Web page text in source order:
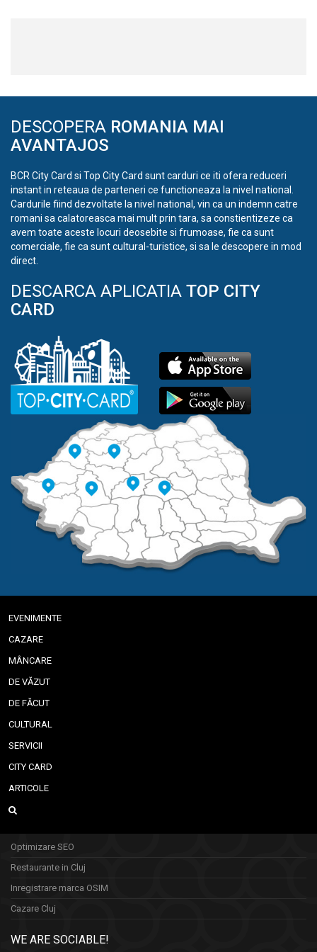
DESCOPERA ROMANIA MAI
AVANTAJOS
BCR City Card si Top City Card sunt carduri ce iti ofera reduceri
instant in reteaua de parteneri ce functioneaza la nivel national.
Cardurile fiind dezvoltate la nivel national, vin ca un indemn catre
romani sa calatoreasca mai mult prin tara, sa constientizeze ca
avem toate aceste locuri deosebite si frumoase, fie ca sunt
comerciale, fie ca sunt cultural-turistice, si sa le descopere in mod
direct.
DESCARCA APLICATIA TOP CITY
CARD
EVENIMENTE
CAZARE
MÂNCARE
DE VĂZUT
DE FĂCUT
CULTURAL
SERVICII
CITY CARD
ARTICOLE
Optimizare SEO
Restaurante in Cluj
Inregistrare marca OSIM
Cazare Cluj
WE ARE SOCIABLE!